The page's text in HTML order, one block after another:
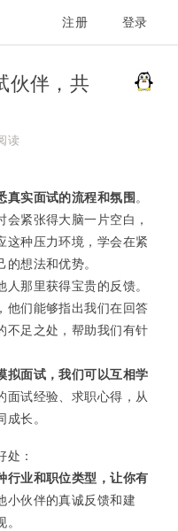
注册 登录
伙伴，共
读
真实面试的流程和氛围。
紧张得大脑一片空白，
这种压力环境，学会在紧
想法和优势。
那里获得宝贵的反馈。
他们能够指出我们在回答
不足之处，帮助我们有针
拟面试，我们可以互相学
面试经验、求职心得，从
长。
：
行业和职位类型，让你有
小伙伴的真诚反馈和建